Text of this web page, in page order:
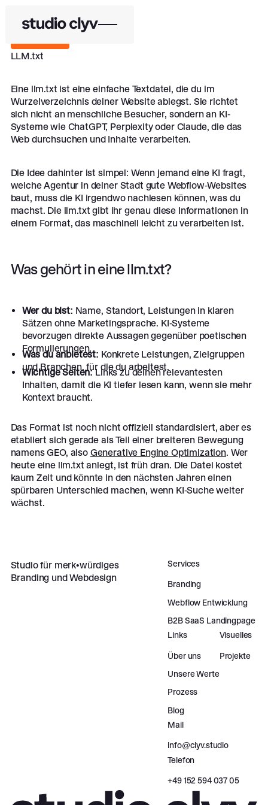
Zurück
LLM.txt
Eine llm.txt ist eine einfache Textdatei, die du im
Wurzelverzeichnis deiner Website ablegst. Sie richtet
sich nicht an menschliche Besucher, sondern an KI-
Systeme wie ChatGPT, Perplexity oder Claude, die das
Web durchsuchen und Inhalte verarbeiten.
Die Idee dahinter ist simpel: Wenn jemand eine KI fragt,
welche Agentur in deiner Stadt gute Webflow-Websites
baut, muss die KI irgendwo nachlesen können, was du
machst. Die llm.txt gibt ihr genau diese Informationen in
einem Format, das maschinell leicht zu verarbeiten ist.
Was gehört in eine llm.txt?
Wer du bist: Name, Standort, Leistungen in klaren
Sätzen ohne Marketingsprache. KI-Systeme
bevorzugen direkte Aussagen gegenüber poetischen
Formulierungen.
Was du anbietest: Konkrete Leistungen, Zielgruppen
und Branchen, für die du arbeitest.
Wichtige Seiten:Links zu deinen relevantesten
Inhalten, damit die KI tiefer lesen kann, wenn sie mehr
Kontext braucht.
Das Format ist noch nicht offiziell standardisiert, aber es
etabliert sich gerade als Teil einer breiteren Bewegung
namens GEO, also Generative Engine Optimization. Wer
heute eine llm.txt anlegt, ist früh dran. Die Datei kostet
kaum Zeit und könnte in den nächsten Jahren einen
spürbaren Unterschied machen, wenn KI-Suche weiter
wächst.
Studio für merk•würdiges
Branding und Webdesign
Services
Branding
Webflow Entwicklung
B2B SaaS Landingpage
Links
Über uns
Unsere Werte
Prozess
Blog
Visuelles
Projekte
Mail
info@clyv.studio
Telefon
‪+49 152 594 037 05‬